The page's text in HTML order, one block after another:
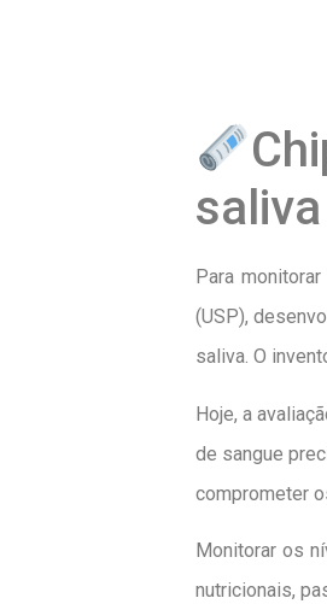
Para
(USP),
saliva. O
Hoje, a
de sangue
comprometer
Monitorar os
nutricionais,